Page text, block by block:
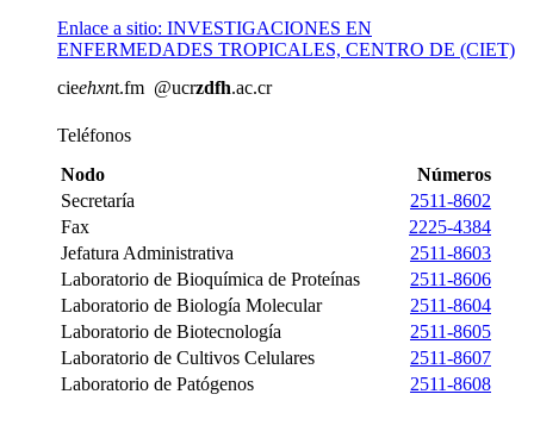
Enlace a sitio: INVESTIGACIONES EN
ENFERMEDADES TROPICALES, CENTRO DE (CIET)
cieehxnt.fm @ucrzdfh.ac.cr
Teléfonos
Nodo
Números
Secretaría
2511-8602
Fax
2225-4384
Jefatura Administrativa
2511-8603
Laboratorio de Bioquímica de Proteínas
2511-8606
Laboratorio de Biología Molecular
2511-8604
Laboratorio de Biotecnología
2511-8605
Laboratorio de Cultivos Celulares
2511-8607
Laboratorio de Patógenos
2511-8608